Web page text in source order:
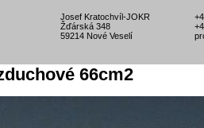
Josef Kratochvíl-JOKR
Žďárská 348
59214 Nové Veselí
66cm2